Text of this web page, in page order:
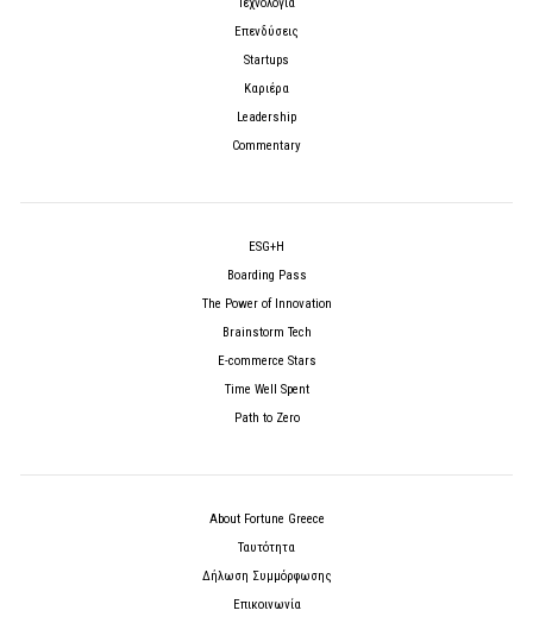
Επενδύσεις
Startups
Καριέρα
Leadership
Commentary
ESG+H
Boarding Pass
The Power of Innovation
Brainstorm Tech
E-commerce Stars
Time Well Spent
Path to Zero
About Fortune Greece
Ταυτότητα
Δήλωση Συμμόρφωσης
Επικοινωνία